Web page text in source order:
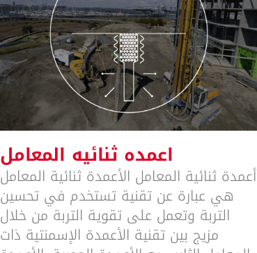
اعمده ثنائيه المعامل
اعمده ثنائيه المعامل
أعمدة ثنائية المعامل الأعمدة ثنائية المعامل
هي عبارة عن تقنية تستخدم في تحسين
التربة وتعمل على تقوية التربة من خلال
مزيج بين تقنية الأعمدة الإسمنتية ذات